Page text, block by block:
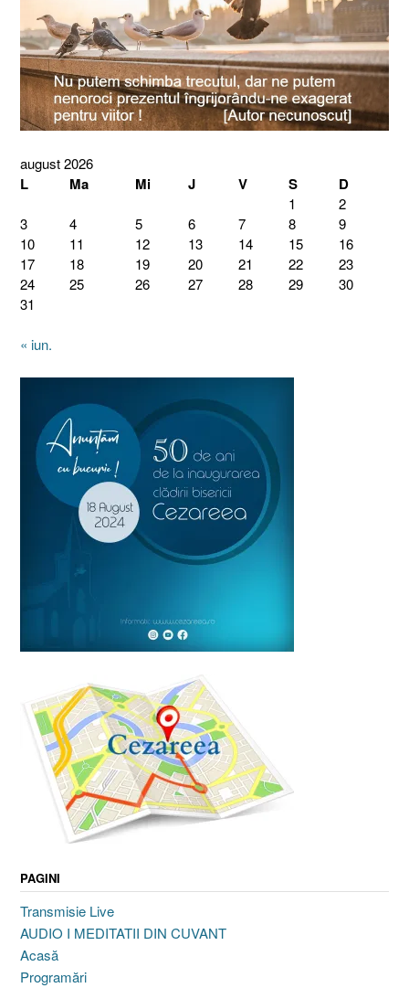
august 2026
L Ma Mi J V S D
1
2
3
4 5 6 7 8
9
10
11 12 13 14 15
16
17
18 19 20 21 22
23
24
25 26 27 28 29
30
31
« iun.
PAGINI
Transmisie Live
AUDIO I MEDITATII DIN CUVANT
Acasă
Programări